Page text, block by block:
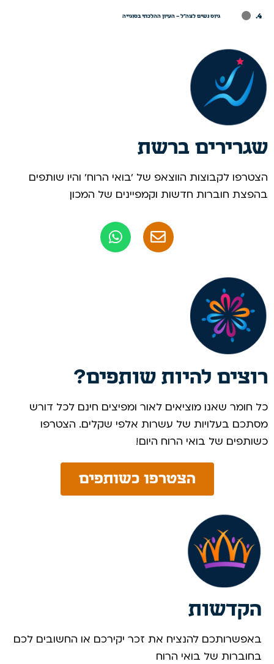
. גיוס נשים לצה"ל – העיון ההלכתי בסוגייה
שגרירים ברשת
הצטרפו לקבוצות הווצאפ של 'בואי הרוח' והיו שותפים
בהפצת חוברות חדשות וקמפיינים של המכון
רוצים להיות שותפים?
כל חומר שאנו מוציאים לאור ומפיצים חינם לכל דורש
מסתכם בעלויות של עשרות אלפי שקלים. הצטרפו
כשותפים של בואי הרוח היום! ​
הצטרפו כשותפים
הקדשות
באפשרותכם להנציח את זכר יקירכם או החשובים לכם
בחוברות של בואי הרוח